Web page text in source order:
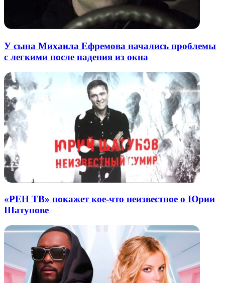
У сына Михаила Ефремова начались проблемы
с легкими после падения из окна
«РЕН ТВ» покажет кое-что неизвестное о Юрии
Шатунове